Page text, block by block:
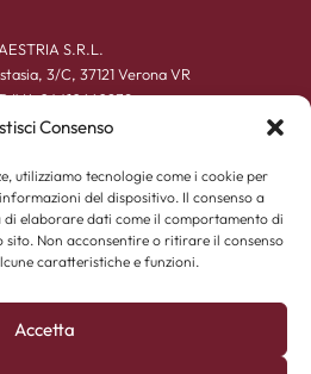
Consenso
utilizziamo tecnologie come i cookie per
del dispositivo. Il consenso a
di elaborare dati come il comportamento di
sito. Non acconsentire o ritirare il consenso
caratteristiche e funzioni.
Accetta
S.R.L.
3/C, 37121 Verona VR
04410660239
045 590167
UOMO
DONNA
ACCESSORI
ARTIGIANA
CONTATTI